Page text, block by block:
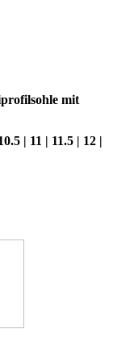
mit
| 11 | 11.5 | 12 |